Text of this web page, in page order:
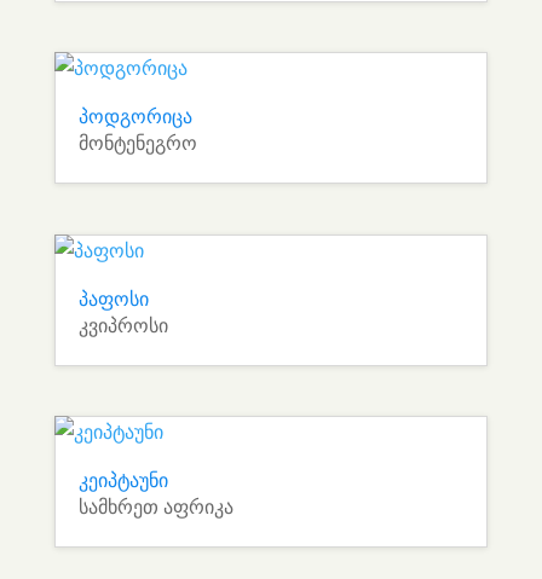
პოდგორიცა
მონტენეგრო
პაფოსი
კვიპროსი
კეიპტაუნი
სამხრეთ აფრიკა